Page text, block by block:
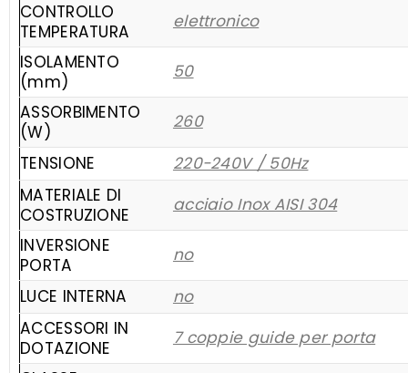
CONTROLLO
TEMPERATURA
elettronico
ISOLAMENTO
(mm)
50
ASSORBIMENTO
(W)
260
TENSIONE
220-240V / 50Hz
MATERIALE DI
COSTRUZIONE
acciaio Inox AISI 304
INVERSIONE
PORTA
no
LUCE INTERNA
no
ACCESSORI IN
DOTAZIONE
7 coppie guide per porta